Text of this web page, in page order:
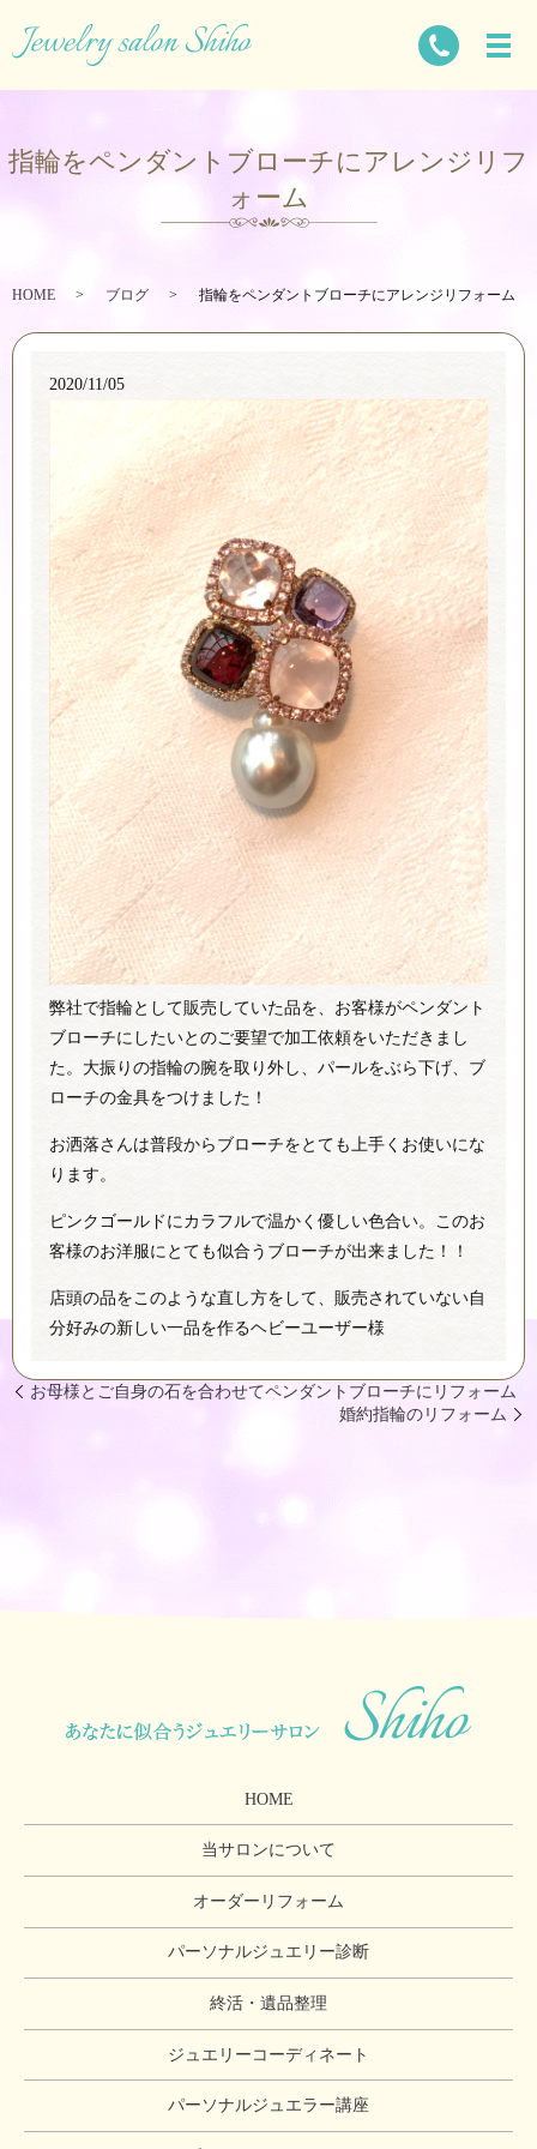
指輪をペンダントブローチにアレンジリフ
ォーム
HOME ブログ 指輪をペンダントブローチにアレンジリフォーム
2020/11/05
弊社で指輪として販売していた品を、お客様がペンダント
ブローチにしたいとのご要望で加工依頼をいただきまし
た。大振りの指輪の腕を取り外し、パールをぶら下げ、ブ
ローチの金具をつけました！
お洒落さんは普段からブローチをとても上手くお使いにな
ります。
ピンクゴールドにカラフルで温かく優しい色合い。このお
客様のお洋服にとても似合うブローチが出来ました！！
店頭の品をこのような直し方をして、販売されていない自
分好みの新しい一品を作るヘビーユーザー様
お母様とご自身の石を合わせてペンダントブローチにリフォーム
婚約指輪のリフォーム
HOME
当サロンについて
オーダーリフォーム
パーソナルジュエリー診断
終活・遺品整理
ジュエリーコーディネート
パーソナルジュエラー講座